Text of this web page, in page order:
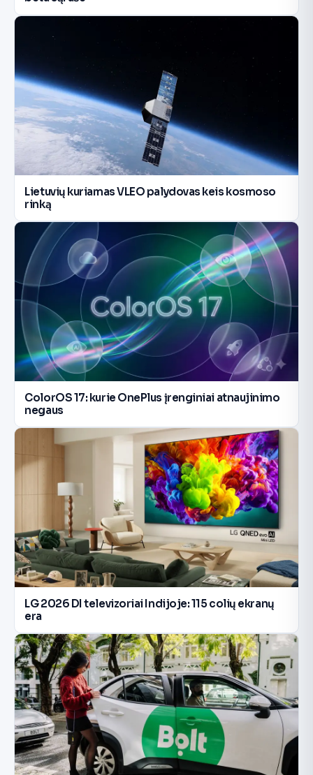
Lietuvių kuriamas VLEO palydovas keis kosmoso
rinką
ColorOS 17: kurie OnePlus įrenginiai atnaujinimo
negaus
LG 2026 DI televizoriai Indijoje: 115 colių ekranų
era